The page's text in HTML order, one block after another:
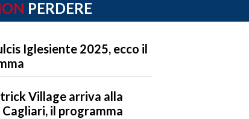
PERDERE
Iglesiente 2025, ecco il
Village arriva alla
Cagliari, il programma